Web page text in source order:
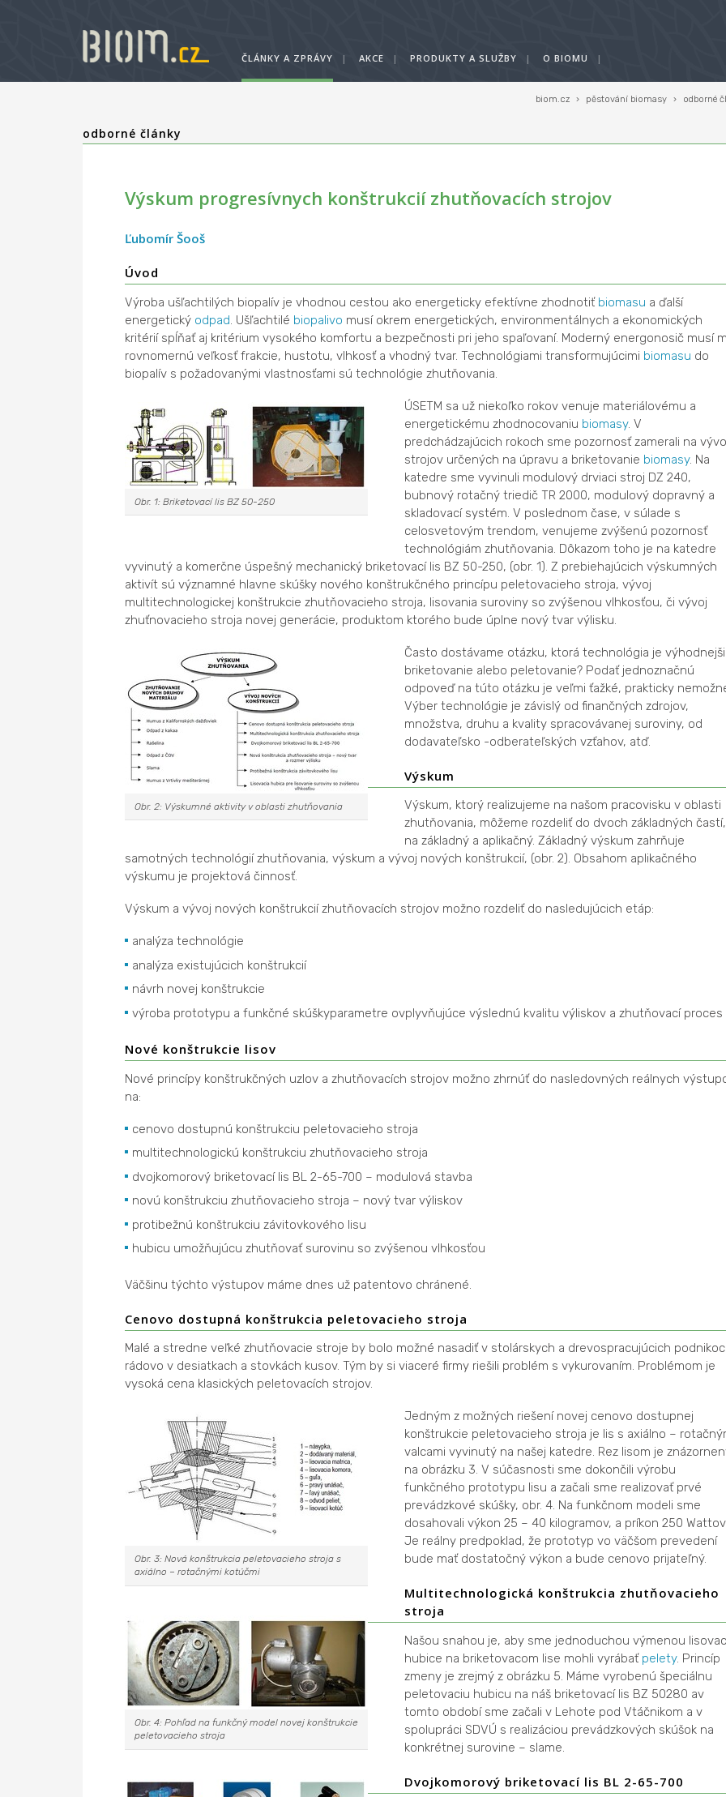
ČLÁNKY A ZPRÁVY | AKCE | PRODUKTY A SLUŽBY | O BIOMU |
biom.cz › pěstování biomasy › odborné
odborné články
Výskum progresívnych konštrukcií zhutňovacích strojov
Ľubomír Šooš
Úvod
Výroba ušľachtilých biopalív je vhodnou cestou ako energeticky efektívne zhodnotiť biomasu a ďalší
energetický odpad . Ušľachtilé biopalivo musí okrem energetických, environmentálnych a ekonomických
kritérií spĺňať aj kritérium vysokého komfortu a bezpečnosti pri jeho spaľovaní. Moderný energonosič musí
rovnomernú veľkosť frakcie, hustotu, vlhkosť a vhodný tvar. Technológiami transformujúcimi biomasu do
biopalív s požadovanými vlastnosťami sú technológie zhutňovania.
Obr. 1: Briketovací lis BZ 50-250
ÚSETM sa už niekoľko rokov venuje materiálovému a
energetickému zhodnocovaniu biomasy. V
predchádzajúcich rokoch sme pozornosť zamerali na
strojov určených na úpravu a briketovanie biomasy. Na
katedre sme vyvinuli modulový drviaci stroj DZ 240,
bubnový rotačný triedič TR 2000, modulový dopravný a
skladovací systém. V poslednom čase, v súlade s
celosvetovým trendom, venujeme zvýšenú pozornosť
technológiám zhutňovania. Dôkazom toho je na katedre
vyvinutý a komerčne úspešný mechanický briketovací lis BZ 50-250, (obr. 1). Z prebiehajúcich výskumných
aktivít sú významné hlavne skúšky nového konštrukčného princípu peletovacieho stroja, vývoj
multitechnologickej konštrukcie zhutňovacieho stroja, lisovania suroviny so zvýšenou vlhkosťou, či vývoj
zhuťnovacieho stroja novej generácie, produktom ktorého bude úplne nový tvar výlisku.
Obr. 2: Výskumné aktivity v oblasti zhutňovania
Často dostávame otázku, ktorá technológia je
briketovanie alebo peletovanie? Podať jednoznačnú
odpoveď na túto otázku je veľmi ťažké, prakticky
Výber technológie je závislý od finančných zdrojov,
množstva, druhu a kvality spracovávanej suroviny, od
dodavateľsko -odberateľských vzťahov, atď.
Výskum
Výskum, ktorý realizujeme na našom pracovisku v oblasti
zhutňovania, môžeme rozdeliť do dvoch základných častí,
na základný a aplikačný. Základný výskum zahrňuje
samotných technológií zhutňovania, výskum a vývoj nových konštrukcií, (obr. 2). Obsahom aplikačného
výskumu je projektová činnosť.
Výskum a vývoj nových konštrukcií zhutňovacích strojov možno rozdeliť do nasledujúcich etáp:
analýza technológie
analýza existujúcich konštrukcií
návrh novej konštrukcie
výroba prototypu a funkčné skúškyparametre ovplyvňujúce výslednú kvalitu výliskov a zhutňovací proces
Nové konštrukcie lisov
Nové princípy konštrukčných uzlov a zhutňovacích strojov možno zhrnúť do nasledovných reálnych
na:
cenovo dostupnú konštrukciu peletovacieho stroja
multitechnologickú konštrukciu zhutňovacieho stroja
dvojkomorový briketovací lis BL 2-65-700 – modulová stavba
novú konštrukciu zhutňovacieho stroja – nový tvar výliskov
protibežnú konštrukciu závitovkového lisu
hubicu umožňujúcu zhutňovať surovinu so zvýšenou vlhkosťou
Väčšinu týchto výstupov máme dnes už patentovo chránené.
Cenovo dostupná konštrukcia peletovacieho stroja
Malé a stredne veľké zhutňovacie stroje by bolo možné nasadiť v stolárskych a drevospracujúcich
rádovo v desiatkach a stovkách kusov. Tým by si viaceré firmy riešili problém s vykurovaním. Problémom je
vysoká cena klasických peletovacích strojov.
Obr. 3: Nová konštrukcia peletovacieho stroja s
axiálno – rotačnými kotúčmi
Jedným z možných riešení novej cenovo dostupnej
konštrukcie peletovacieho stroja je lis s axiálno –
valcami vyvinutý na našej katedre. Rez lisom je
na obrázku 3. V súčasnosti sme dokončili výrobu
funkčného prototypu lisu a začali sme realizovať prvé
prevádzkové skúšky, obr. 4. Na funkčnom modeli sme
dosahovali výkon 25 – 40 kilogramov, a príkon 250
Je reálny predpoklad, že prototyp vo väčšom prevedení
bude mať dostatočný výkon a bude cenovo prijateľný.
Obr. 4: Pohľad na funkčný model novej konštrukcie
peletovacieho stroja
Multitechnologická konštrukcia zhutňovacieho
stroja
Našou snahou je, aby sme jednoduchou výmenou
hubice na briketovacom lise mohli vyrábať pelety. Princíp
zmeny je zrejmý z obrázku 5. Máme vyrobenú špeciálnu
peletovaciu hubicu na náš briketovací lis BZ 50280 av
tomto období sme začali v Lehote pod Vtáčnikom a v
spolupráci SDVÚ s realizáciou prevádzkových skúšok na
konkrétnej surovine – slame.
Dvojkomorový briketovací lis BL 2-65-700